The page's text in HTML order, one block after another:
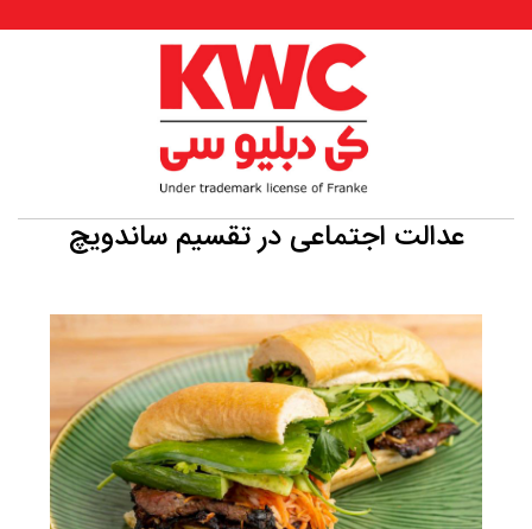
عدالت اجتماعی در تقسیم ساندویچ